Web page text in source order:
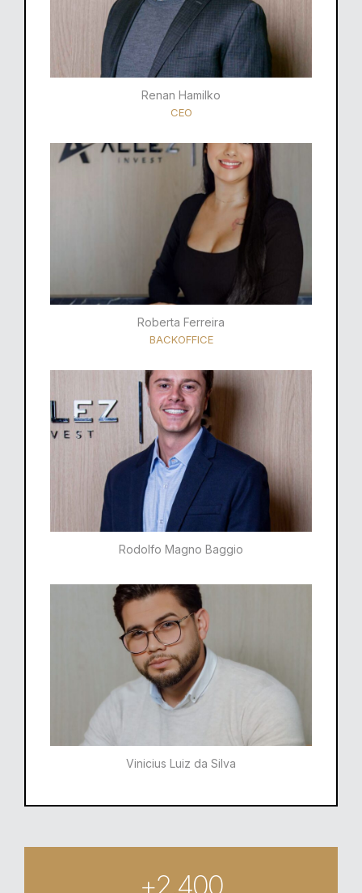
Renan Hamilko​
CEO
Roberta Ferreira
BACKOFFICE
Rodolfo Magno Baggio​​
Vinicius Luiz da Silva
+2.400